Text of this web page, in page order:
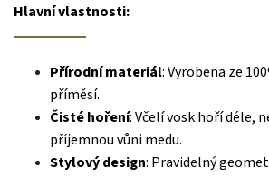
Hlavní vlastnosti:
Přírodní materiál: Vyrobena ze
příměsí.
Čisté hoření: Včelí vosk hoří déle,
příjemnou vůni medu.
Stylový design: Pravidelný